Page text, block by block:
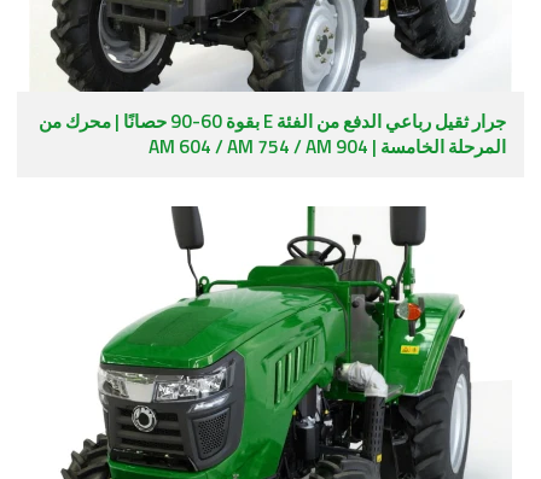
جرار ثقيل رباعي الدفع من الفئة E بقوة 60-90 حصانًا | محرك من
المرحلة الخامسة | AM 604 / AM 754 / AM 904